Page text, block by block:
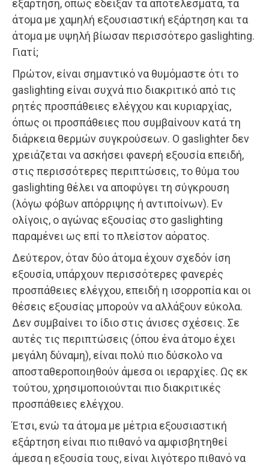
εξάρτηση, όπως έδειξαν τα αποτελέσματα, τα
άτομα με χαμηλή εξουσιαστική εξάρτηση και τα
άτομα με υψηλή βίωσαν περισσότερο gaslighting.
Γιατί;
Πρώτον, είναι σημαντικό να θυμόμαστε ότι το
gaslighting είναι συχνά πιο διακριτικό από τις
ρητές προσπάθειες ελέγχου και κυριαρχίας,
όπως οι προσπάθειες που συμβαίνουν κατά τη
διάρκεια θερμών συγκρούσεων. Ο gaslighter δεν
χρειάζεται να ασκήσει φανερή εξουσία επειδή,
στις περισσότερες περιπτώσεις, το θύμα του
gaslighting θέλει να αποφύγει τη σύγκρουση
(λόγω φόβων απόρριψης ή αντιποίνων). Εν
ολίγοις, ο αγώνας εξουσίας στο gaslighting
παραμένει ως επί το πλείστον αόρατος.
Δεύτερον, όταν δύο άτομα έχουν σχεδόν ίση
εξουσία, υπάρχουν περισσότερες φανερές
προσπάθειες ελέγχου, επειδή η ισορροπία και οι
θέσεις εξουσίας μπορούν να αλλάξουν εύκολα.
Δεν συμβαίνει το ίδιο στις άνισες σχέσεις. Σε
αυτές τις περιπτώσεις (όπου ένα άτομο έχει
μεγάλη δύναμη), είναι πολύ πιο δύσκολο να
αποσταθεροποιηθούν άμεσα οι ιεραρχίες. Ως εκ
τούτου, χρησιμοποιούνται πιο διακριτικές
προσπάθειες ελέγχου.
Έτσι, ενώ τα άτομα με μέτρια εξουσιαστική
εξάρτηση είναι πιο πιθανό να αμφισβητηθεί
άμεσα η εξουσία τους, είναι λιγότερο πιθανό να